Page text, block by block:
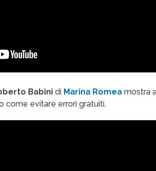
Babinidi Marina Romea mostra
come evitare errori gratuiti.